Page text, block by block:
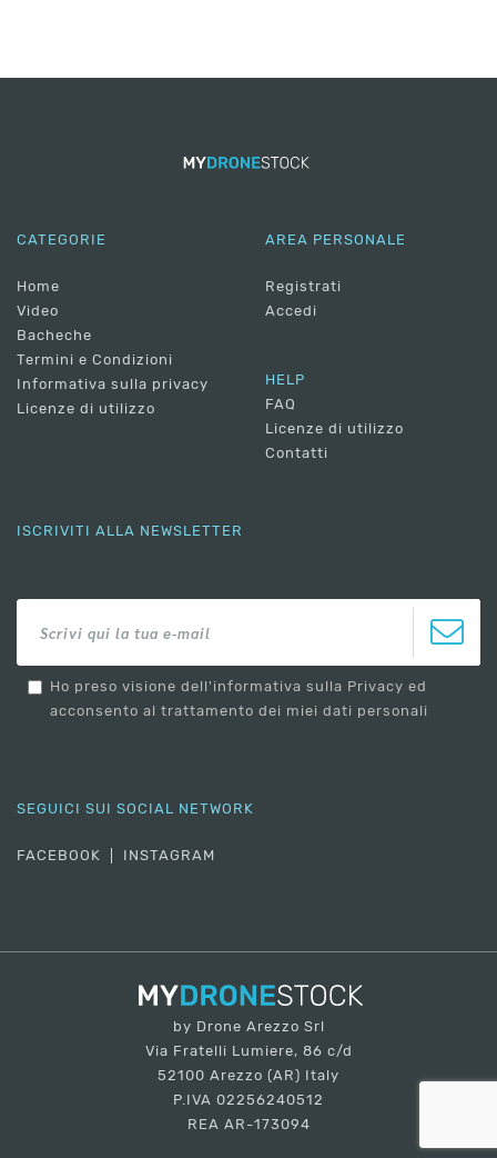
CATEGORIE
Home
Video
Bacheche
Termini e Condizioni
Informativa sulla privacy
Licenze di utilizzo
AREA PERSONALE
Registrati
Accedi
HELP
FAQ
Licenze di utilizzo
Contatti
ISCRIVITI ALLA NEWSLETTER
Ho preso visione dell'informativa sulla Privacy ed
acconsento al trattamento dei miei dati personali
SEGUICI SUI SOCIAL NETWORK
FACEBOOK INSTAGRAM
by Drone Arezzo Srl
Via Fratelli Lumiere, 86 c/d
52100 Arezzo (AR) Italy
P.IVA 02256240512
REA AR-173094